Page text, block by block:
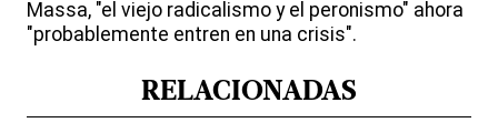
Massa, "el viejo radicalismo y el peronismo" ahora
"probablemente entren en una crisis".
RELACIONADAS